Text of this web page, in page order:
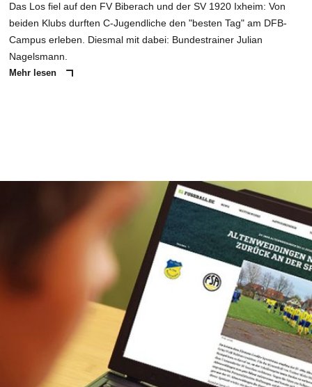
Das Los fiel auf den FV Biberach und der SV 1920 Ixheim: Von
beiden Klubs durften C-Jugendliche den "besten Tag" am DFB-
Campus erleben. Diesmal mit dabei: Bundestrainer Julian
Nagelsmann.
Mehr lesen